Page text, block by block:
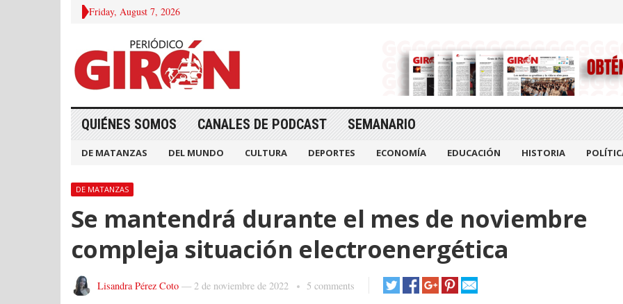
Friday, August 7, 2026
QUIÉNES SOMOS CANALES DE PODCAST SEMANARIO
DE MATANZAS DEL MUNDO CULTURA DEPORTES ECONOMÍA EDUCACIÓN HISTORIA
DE MATANZAS
Se mantendrá durante el mes de noviembre
compleja situación electroenergética
Lisandra Pérez Coto — 2 de noviembre de 2022 5 comments